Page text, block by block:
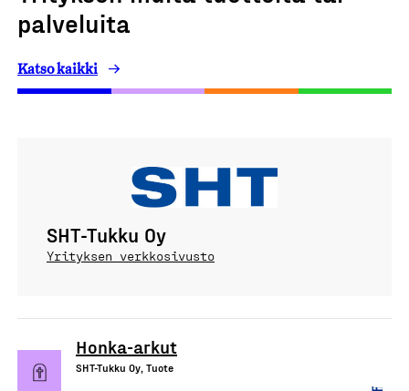
palveluita
Katso kaikki
SHT-Tukku Oy
Yrityksen verkkosivusto
Honka-arkut
SHT-Tukku Oy, Tuote